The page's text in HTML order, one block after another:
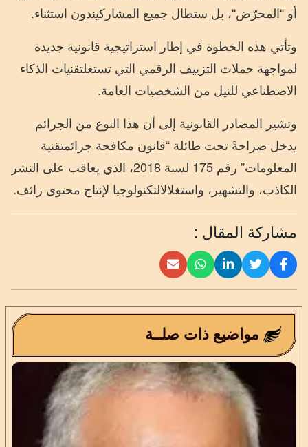
أو “المحرّض“، بل ستطال جميع المشاركيندون استثناء.
وتأتي هذه الخطوة في إطار استراتيجية قانونية جديدة
لمواجهة حملات التزييف الرقمي التي تستغلتقنيات الذكاء
الاصطناعي للنيل من الشخصيات العامة.
وتشير المصادر القانونية إلى أن هذا النوع من الجرائم
يدخل صراحةً تحت طائلة “قانون مكافحة جرائمتقنية
المعلومات” رقم لسنة ، الذي يعاقب على النشر
الكاذب، والتشهير، واستغلالالتكنولوجيا لإنتاج محتوى زائف.
مشاركة المقال :
مواضيع ذات صلــة